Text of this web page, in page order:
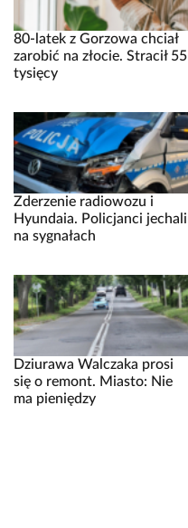
80-latek z Gorzowa chciał
zarobić na złocie. Stracił 55
tysięcy
Zderzenie radiowozu i
Hyundaia. Policjanci jechali
na sygnałach
Dziurawa Walczaka prosi
się o remont. Miasto: Nie
ma pieniędzy